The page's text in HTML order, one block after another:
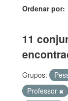
Ordenar por
11
Grupos:
Professor